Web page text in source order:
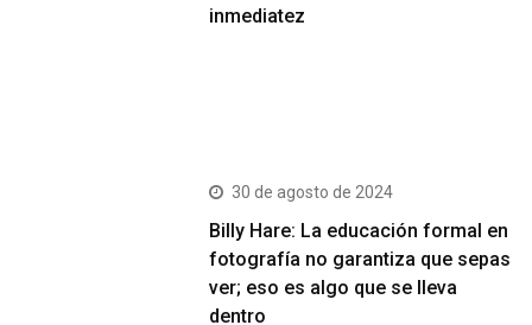
inmediatez
30 de agosto de 2024
Billy Hare: La educación formal en
fotografía no garantiza que sepas
ver; eso es algo que se lleva
dentro